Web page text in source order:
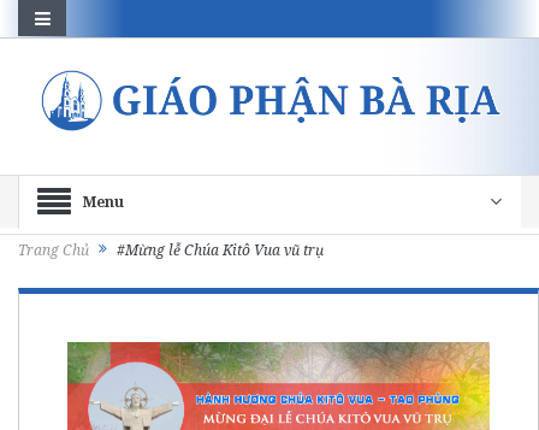
Menu
Trang Chủ #Mừng lễ Chúa Kitô Vua vũ trụ